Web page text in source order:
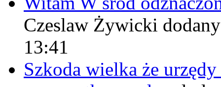
Czeslaw Żywicki
13:41
Szkoda wielka że